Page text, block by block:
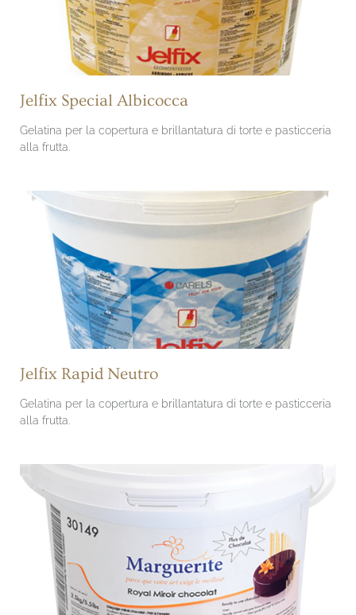
Jelfix Special Albicocca
Gelatina per la copertura e brillantatura di torte e pasticceria
alla frutta.
Jelfix Rapid Neutro
Gelatina per la copertura e brillantatura di torte e pasticceria
alla frutta.